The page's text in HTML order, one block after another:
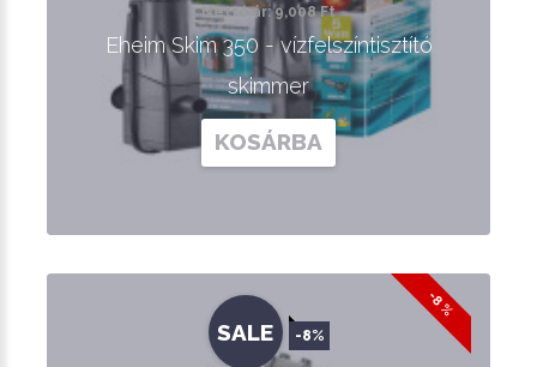
Nettó ár: 9,008 Ft
Eheim Skim 350 - vízfelszíntisztító
skimmer
KOSÁRBA
-8 %
SALE -8%